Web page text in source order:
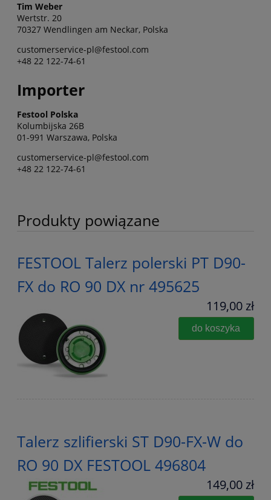
Tim Weber
Wertstr. 20
70327 Wendlingen am Neckar, Polska
customerservice-pl@festool.com
+48 22 122-74-61
Importer
Festool Polska
Kolumbijska 26B
01-991 Warszawa, Polska
customerservice-pl@festool.com
+48 22 122-74-61
Produkty powiązane
FESTOOL Talerz polerski PT D90-
FX do RO 90 DX nr 495625
119,00 zł
do koszyka
Talerz szlifierski ST D90-FX-W do
RO 90 DX FESTOOL 496804
149,00 zł